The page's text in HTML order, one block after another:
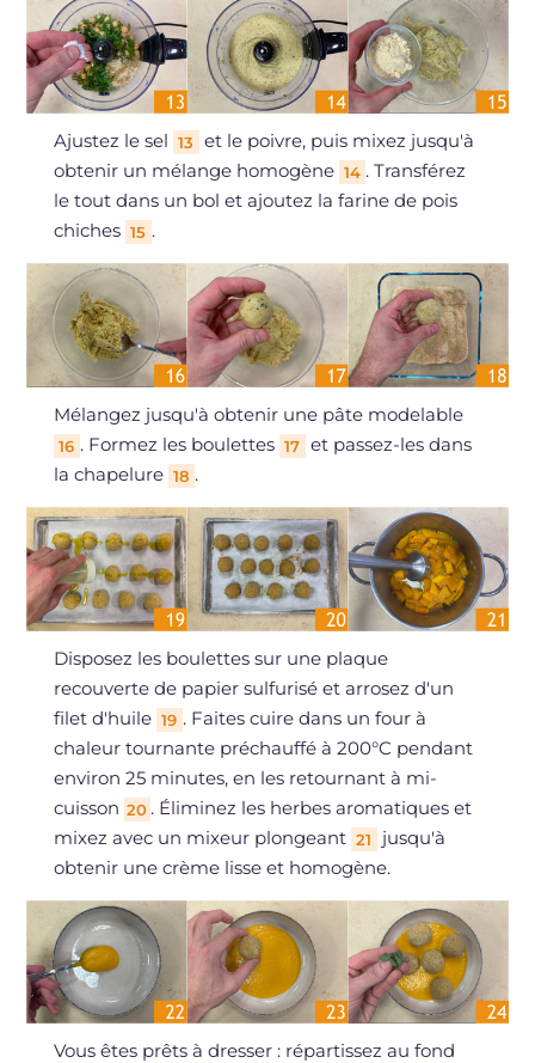
Ajustez le sel 13
et le poivre, puis mixez jusqu'à
obtenir un mélange homogène 14 . Transférez
le tout dans un bol et ajoutez la farine de pois
chiches 15 .
Mélangez jusqu'à obtenir une pâte modelable
16 . Formez les boulettes 17 et passez-les dans
la chapelure 18 .
Disposez les boulettes sur une plaque
recouverte de papier sulfurisé et arrosez d'un
filet d'huile 19 . Faites cuire dans un four à
chaleur tournante préchauffé à 200°C pendant
environ 25 minutes, en les retournant à mi-
cuisson 20 . Éliminez les herbes aromatiques et
mixez avec un mixeur plongeant 21
jusqu'à
obtenir une crème lisse et homogène.
Vous êtes prêts à dresser : répartissez au fond